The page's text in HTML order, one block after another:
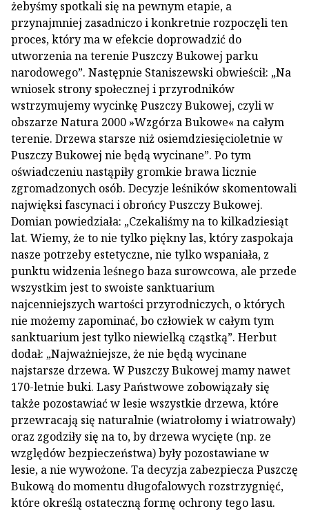
żebyśmy spotkali się na pewnym etapie, a
przynajmniej zasadniczo i konkretnie rozpoczęli ten
proces, który ma w efekcie doprowadzić do
utworzenia na terenie Puszczy Bukowej parku
narodowego”. Następnie Staniszewski obwieścił: „Na
wniosek strony społecznej i przyrodników
wstrzymujemy wycinkę Puszczy Bukowej, czyli w
obszarze Natura 2000 »Wzgórza Bukowe« na całym
terenie. Drzewa starsze niż osiemdziesięcioletnie w
Puszczy Bukowej nie będą wycinane”. Po tym
oświadczeniu nastąpiły gromkie brawa licznie
zgromadzonych osób. Decyzje leśników skomentowali
najwięksi fascynaci i obrońcy Puszczy Bukowej.
Domian powiedziała: „Czekaliśmy na to kilkadziesiąt
lat. Wiemy, że to nie tylko piękny las, który zaspokaja
nasze potrzeby estetyczne, nie tylko wspaniała, z
punktu widzenia leśnego baza surowcowa, ale przede
wszystkim jest to swoiste sanktuarium
najcenniejszych wartości przyrodniczych, o których
nie możemy zapominać, bo człowiek w całym tym
sanktuarium jest tylko niewielką cząstką”. Herbut
dodał: „Najważniejsze, że nie będą wycinane
najstarsze drzewa. W Puszczy Bukowej mamy nawet
170-letnie buki. Lasy Państwowe zobowiązały się
także pozostawiać w lesie wszystkie drzewa, które
przewracają się naturalnie (wiatrołomy i wiatrowały)
oraz zgodziły się na to, by drzewa wycięte (np. ze
względów bezpieczeństwa) były pozostawiane w
lesie, a nie wywożone. Ta decyzja zabezpiecza Puszczę
Bukową do momentu długofalowych rozstrzygnięć,
które określą ostateczną formę ochrony tego lasu.